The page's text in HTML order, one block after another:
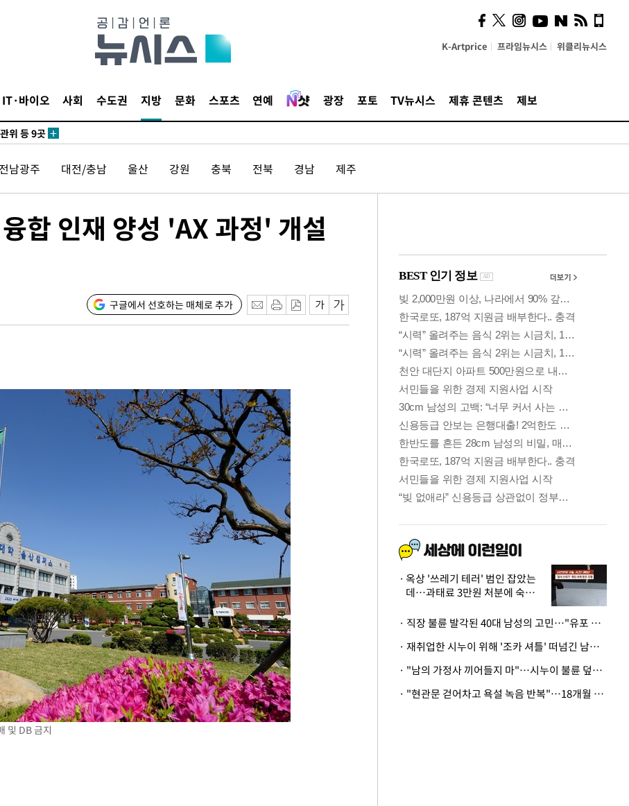
K-Artprice 프라임뉴시스 위클리뉴시스
IT·바이오 사회 수도권 지방 문화 스포츠 연예 광장 포토 TV뉴시스 제휴 콘텐츠 제보
망
CDC
위 등 9곳
발
3명은 중
망
CDC
수수색
등 9곳
발
장
3명은 중
서 두차
일 후 발
전남광주 대전/충남 울산 강원 충북 전북 경남 제주
합 인재 양성 'AX 과정' 개설
구글에서 선호하는 매체로 추가
및 DB 금지
시, 스마트폰 액세서리에
NFC 더했다
옥상 '쓰레기 테러' 범인 잡았는
데…과태료 3만원 처분에 숙박업
· 직장 불륜 발각된 40대 남성의 고민…"유포 동료 명예훼손·협박죄 고소 가능할까"
· 재취업한 시누이 위해 '조카 셔틀' 떠넘긴 남편…아내 "난 못한다"
· "남의 가정사 끼어들지 마"…시누이 불륜 덮으려는 남편에 억울한 아내
· "현관문 걷어차고 욕설 녹음 반복"…18개월 아기 키우는 집 뒤흔든 '앞집의 비극'